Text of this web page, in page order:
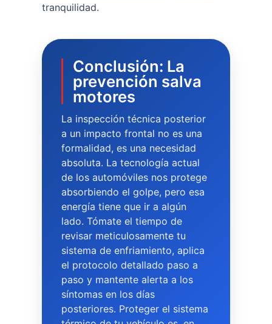
tranquilidad.
Conclusión: La
prevención salva
motores
La inspección técnica posterior
a un impacto frontal no es una
formalidad, es una necesidad
absoluta. La tecnología actual
de los automóviles nos protege
absorbiendo el golpe, pero esa
energía tiene que ir a algún
lado. Tómate el tiempo de
revisar meticulosamente tu
sistema de enfriamiento, aplica
el protocolo detallado paso a
paso y mantente alerta a los
síntomas en los días
posteriores. Proteger el sistema